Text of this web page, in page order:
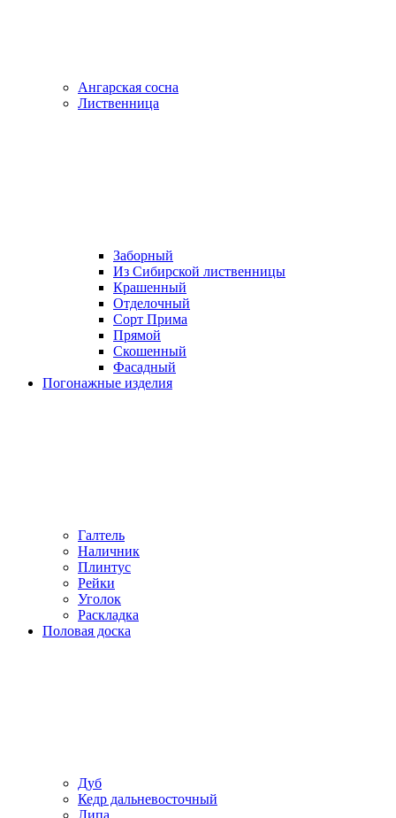
Ангарская сосна
Лиственница
Заборный
Из Сибирской лиственницы
Крашенный
Отделочный
Сорт Прима
Прямой
Скошенный
Фасадный
Погонажные изделия
Галтель
Наличник
Плинтус
Рейки
Уголок
Раскладка
Половая доска
Дуб
Кедр дальневосточный
Липа